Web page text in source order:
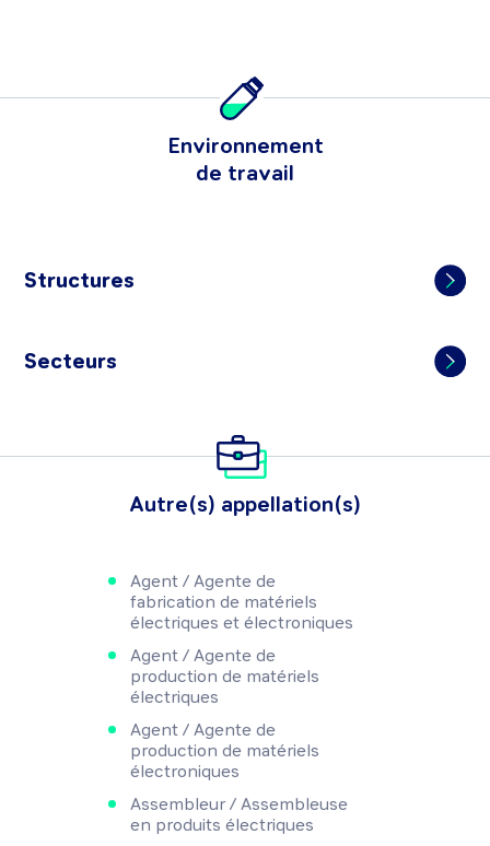
Environnement
de travail
Structures
Secteurs
Autre(s) appellation(s)
Agent / Agente de
fabrication de matériels
électriques et électroniques
Agent / Agente de
production de matériels
électriques
Agent / Agente de
production de matériels
électroniques
Assembleur / Assembleuse
en produits électriques